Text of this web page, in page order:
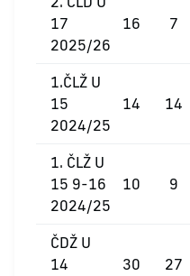
17
2025/26
16 7
1.ČLŽ U
15
2024/25
14 14
1. ČLŽ U
15 9-16
2024/25
10 9
ČDŽ U
14
30 27